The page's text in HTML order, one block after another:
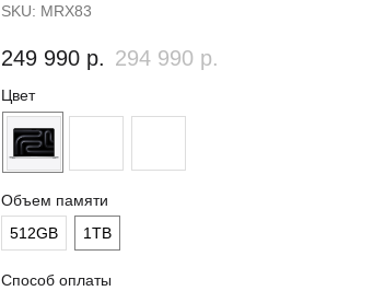
SKU: MRX83
249 990 р. 294 990 р.
Цвет
Объем памяти
512GB
1TB
Способ оплаты